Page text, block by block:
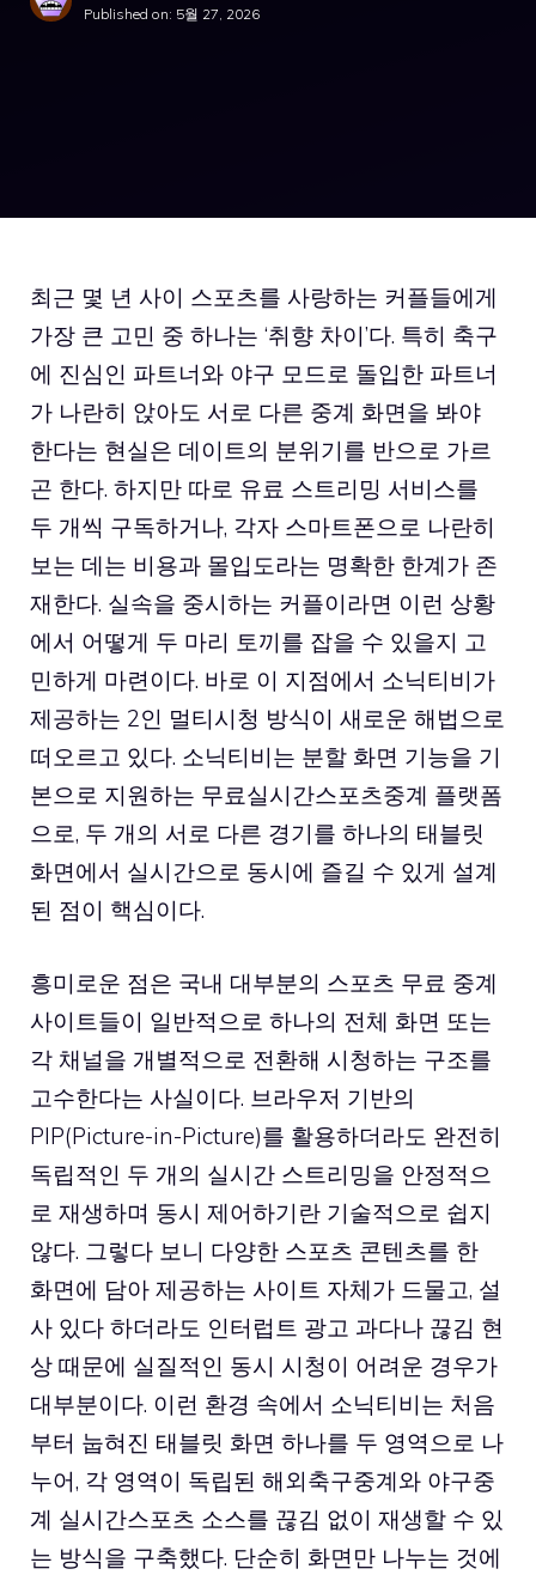
Published on: 5월 27, 2026
최근 몇 년 사이 스포츠를 사랑하는 커플들에게
가장 큰 고민 중 하나는 ‘취향 차이’다. 특히 축구
에 진심인 파트너와 야구 모드로 돌입한 파트너
가 나란히 앉아도 서로 다른 중계 화면을 봐야
한다는 현실은 데이트의 분위기를 반으로 가르
곤 한다. 하지만 따로 유료 스트리밍 서비스를
두 개씩 구독하거나, 각자 스마트폰으로 나란히
보는 데는 비용과 몰입도라는 명확한 한계가 존
재한다. 실속을 중시하는 커플이라면 이런 상황
에서 어떻게 두 마리 토끼를 잡을 수 있을지 고
민하게 마련이다. 바로 이 지점에서 소닉티비가
제공하는 2인 멀티시청 방식이 새로운 해법으로
떠오르고 있다. 소닉티비는 분할 화면 기능을 기
본으로 지원하는 무료실시간스포츠중계 플랫폼
으로, 두 개의 서로 다른 경기를 하나의 태블릿
화면에서 실시간으로 동시에 즐길 수 있게 설계
된 점이 핵심이다.
흥미로운 점은 국내 대부분의 스포츠 무료 중계
사이트들이 일반적으로 하나의 전체 화면 또는
각 채널을 개별적으로 전환해 시청하는 구조를
고수한다는 사실이다. 브라우저 기반의
PIP(Picture-in-Picture)를 활용하더라도 완전히
독립적인 두 개의 실시간 스트리밍을 안정적으
로 재생하며 동시 제어하기란 기술적으로 쉽지
않다. 그렇다 보니 다양한 스포츠 콘텐츠를 한
화면에 담아 제공하는 사이트 자체가 드물고, 설
사 있다 하더라도 인터럽트 광고 과다나 끊김 현
상 때문에 실질적인 동시 시청이 어려운 경우가
대부분이다. 이런 환경 속에서 소닉티비는 처음
부터 눕혀진 태블릿 화면 하나를 두 영역으로 나
누어, 각 영역이 독립된 해외축구중계와 야구중
계 실시간스포츠 소스를 끊김 없이 재생할 수 있
는 방식을 구축했다. 단순히 화면만 나누는 것에